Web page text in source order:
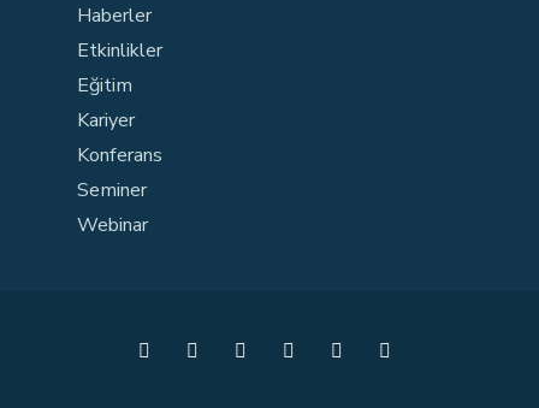
Haberler
Etkinlikler
Eğitim
Kariyer
Konferans
Seminer
Webinar